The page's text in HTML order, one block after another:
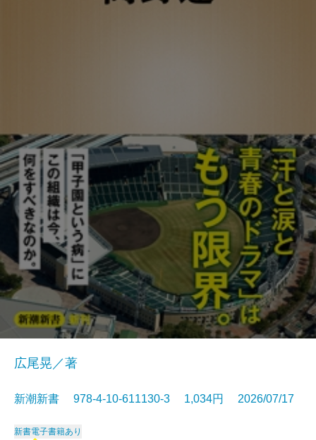
広尾晃／著
新潮新書 978-4-10-611130-3 1,034円 2026/07/17
新書電子書籍あり